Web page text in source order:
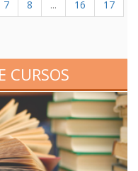
7 8 ... 16
17
CURSOS